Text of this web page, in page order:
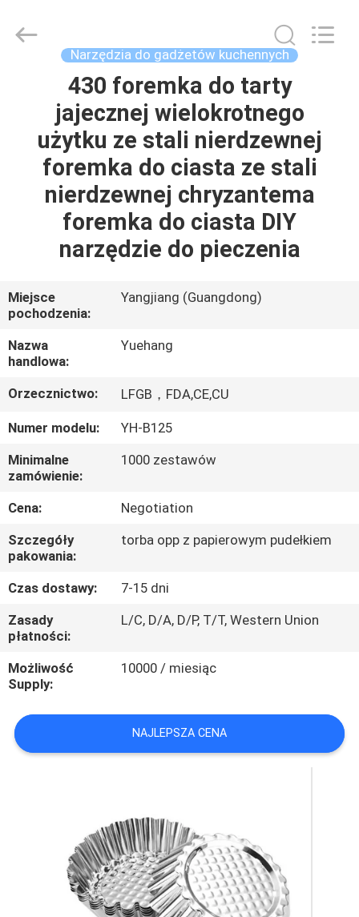
PRODUKTY
WYCIECZKA
PO
FABRYCE
KONTROLA
JAKOŚCI
SKONTAKTUJ
SIĘ
Z
NAMI
POPROSIĆ
O
WYCENĘ
dostawca.
Copyright
Narzędzia do gadżetów kuchennych
430 foremka do tarty
jajecznej wielokrotnego
użytku ze stali nierdzewnej
foremka do ciasta ze stali
nierdzewnej chryzantema
foremka do ciasta DIY
narzędzie do pieczenia
Miejsce
pochodzenia:
Yangjiang (Guangdong)
Nazwa
handlowa:
Yuehang
Orzecznictwo: LFGB，FDA,CE,CU
Numer modelu:
YH-B125
Minimalne
zamówienie:
1000 zestawów
Cena:
Negotiation
Szczegóły
pakowania:
torba opp z papierowym pudełkiem
Czas dostawy:
7-15 dni
Zasady
płatności:
L/C, D/A, D/P, T/T, Western Union
Możliwość
Supply:
10000 / miesiąc
NAJLEPSZA CENA